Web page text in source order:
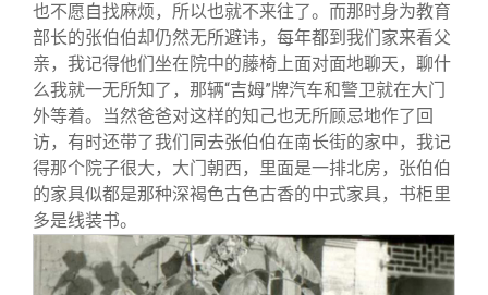
也不愿自找麻烦，所以也就不来往了。而那时身为教育
部长的张伯伯却仍然无所避讳，每年都到我们家来看父
亲，我记得他们坐在院中的藤椅上面对面地聊天，聊什
么我就一无所知了，那辆“吉姆”牌汽车和警卫就在大门
外等着。当然爸爸对这样的知己也无所顾忌地作了回
访，有时还带了我们同去张伯伯在南长街的家中，我记
得那个院子很大，大门朝西，里面是一排北房，张伯伯
的家具似都是那种深褐色古色古香的中式家具，书柜里
多是线装书。